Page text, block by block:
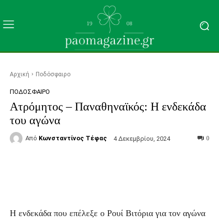
Αρχική Ποδόσφαιρο
ΠΟΔΌΣΦΑΙΡΟ
Ατρόμητος – Παναθηναϊκός: Η ενδεκάδα
του αγώνα
Από Κωνσταντίνος Τέφας 4 Δεκεμβρίου, 2024 0
Η ενδεκάδα που επέλεξε ο Ρουί Βιτόρια για τον αγώνα